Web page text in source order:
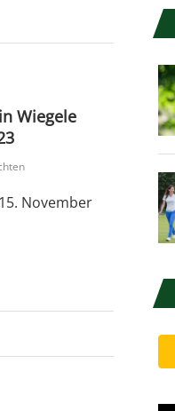
Wiegele
November